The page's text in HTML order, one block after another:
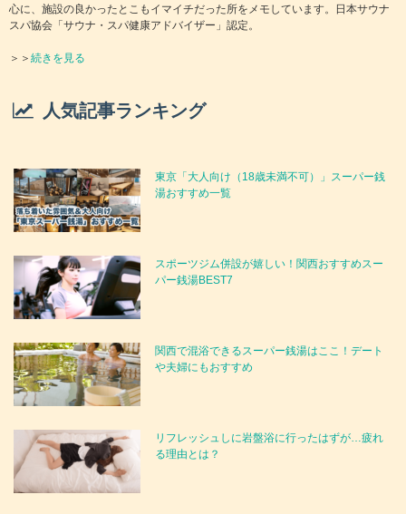
心に、施設の良かったとこもイマイチだった所をメモしています。日本サウナ
スパ協会「サウナ・スパ健康アドバイザー」認定。
＞＞続きを見る
人気記事ランキング
東京「大人向け（18歳未満不可）」スーパー銭
湯おすすめ一覧
スポーツジム併設が嬉しい！関西おすすめスー
パー銭湯BEST7
関西で混浴できるスーパー銭湯はここ！デート
や夫婦にもおすすめ
リフレッシュしに岩盤浴に行ったはずが…疲れ
る理由とは？